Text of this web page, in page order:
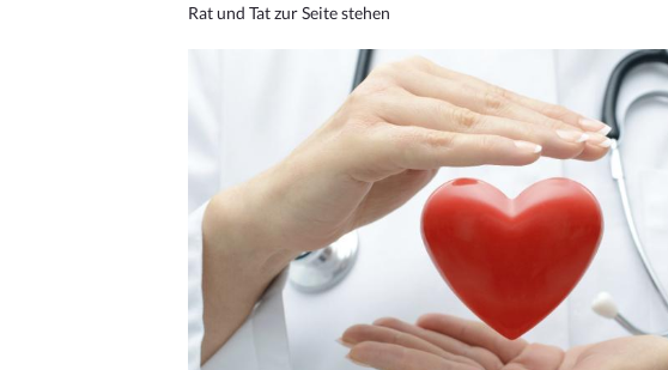
Rat und Tat zur Seite stehen